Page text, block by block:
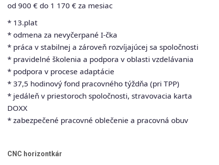
od 900 € do 1 170 € za mesiac
* 13.plat
* odmena za nevyčerpané I-čka
* práca v stabilnej a zároveň rozvíjajúcej sa spoločnosti
* pravidelné školenia a podpora v oblasti vzdelávania
* podpora v procese adaptácie
* 37,5 hodinový fond pracovného týždňa (pri TPP)
* jedáleň v priestoroch spoločnosti, stravovacia karta
DOXX
* zabezpečené pracovné oblečenie a pracovná obuv
CNC horizontkár